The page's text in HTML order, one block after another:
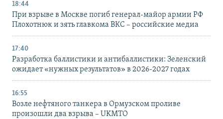
18:44
При взрыве в Москве погиб генерал-майор армии РФ
Плохотнюк и зять главкома ВКС – российские медиа
17:40
Разработка баллистики и антибаллистики: Зеленский
ожидает «нужных результатов» в 2026-2027 годах
16:55
Возле нефтяного танкера в Ормузском проливе
произошли два взрыва – UKMTO